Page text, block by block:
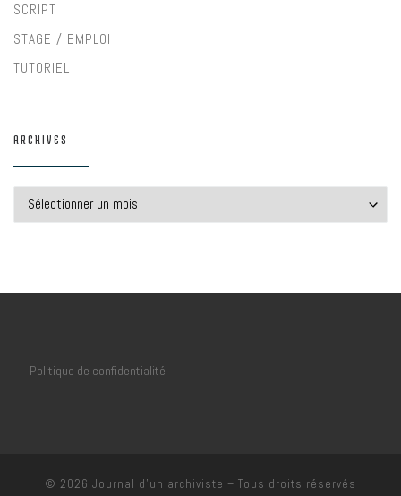
SCRIPT
STAGE / EMPLOI
TUTORIEL
ARCHIVES
Politique de confidentialité
© 2026 Journal d'un archiviste – Tous droits réservés